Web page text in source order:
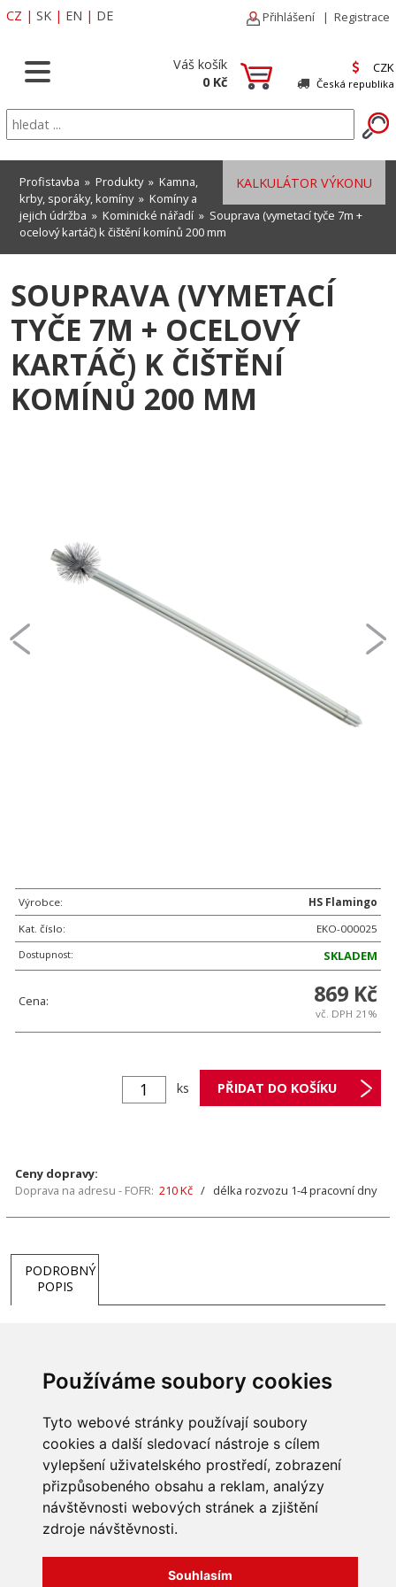
Používáme soubory cookies
Tyto webové stránky používají soubory
cookies a další sledovací nástroje s cílem
vylepšení uživatelského prostředí, zobrazení
přizpůsobeného obsahu a reklam, analýzy
návštěvnosti webových stránek a zjištění
zdroje návštěvnosti.
Souhlasím
CZ | SK | EN | DE Přihlášení | Registrace
Váš košík
0 Kč
CZK
Česká republika
KALKULÁTOR VÝKONU
Profistavba » Produkty» Kamna,
krby, sporáky, komíny» Komíny a
jejich údržba » Kominické nářadí » Souprava (vymetací tyče 7m +
ocelový kartáč) k čištění komínů 200 mm
SOUPRAVA (VYMETACÍ
TYČE 7M + OCELOVÝ
KARTÁČ) K ČIŠTĚNÍ
KOMÍNŮ 200 MM
Výrobce:
HS Flamingo
Kat. číslo:
EKO-000025
Dostupnost:
SKLADEM
Cena: 869 Kč
vč. DPH 21%
ks
Ceny dopravy:
Doprava na adresu - FOFR: 210 Kč / délka rozvozu 1-4 pracovní dny
PODROBNÝ
POPIS
závitem M12.
INFORMACE
Obchodní podmínky
Zpracování a ochrana
osobních údajů
Všechna práva vyhrazena